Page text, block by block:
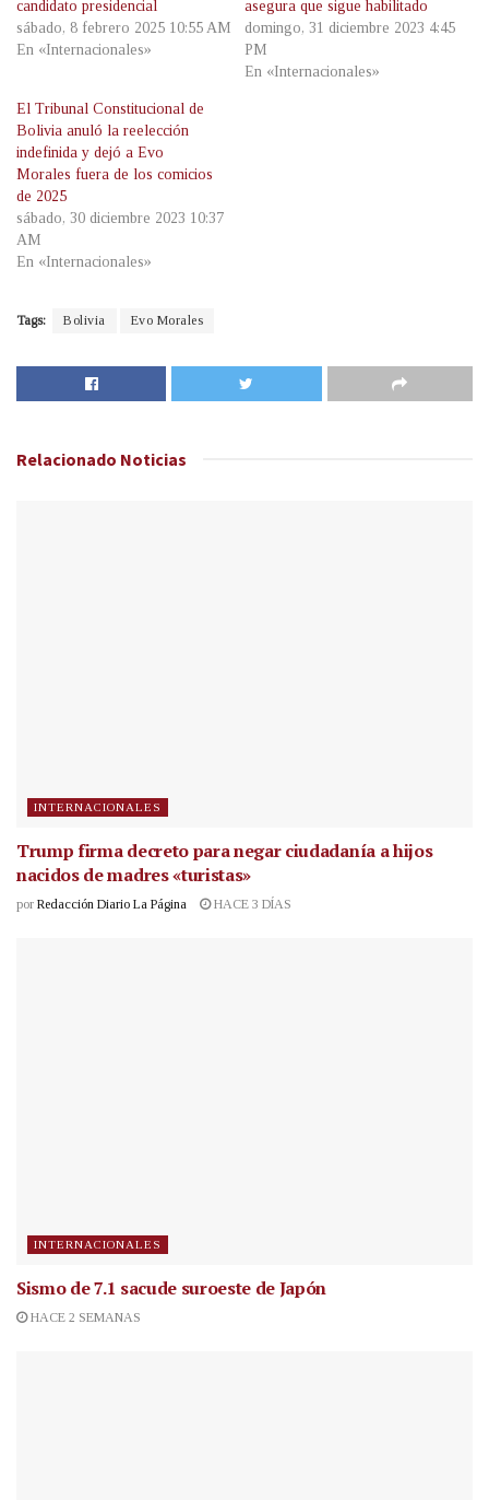
candidato presidencial
sábado, 8 febrero 2025 10:55 AM
En «Internacionales»
asegura que sigue habilitado
domingo, 31 diciembre 2023 4:45
PM
En «Internacionales»
El Tribunal Constitucional de
Bolivia anuló la reelección
indefinida y dejó a Evo
Morales fuera de los comicios
de 2025
sábado, 30 diciembre 2023 10:37
AM
En «Internacionales»
Tags: Bolivia Evo Morales
Relacionado Noticias
INTERNACIONALES
Trump firma decreto para negar ciudadanía a hijos
nacidos de madres «turistas»
por Redacción Diario La Página HACE 3 DÍAS
INTERNACIONALES
Sismo de 7.1 sacude suroeste de Japón
HACE 2 SEMANAS